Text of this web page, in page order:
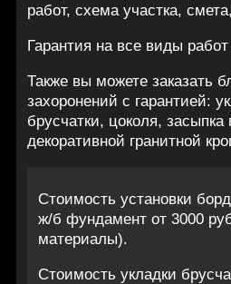
работ, схема участка,
Гарантия на все виды работ
Также вы можете заказать
захоронений с гарантией:
брусчатки, цоколя,
декоративной гранитной
Стоимость установки
ж/б фундамент от 3000
материалы).
Стоимость укладки